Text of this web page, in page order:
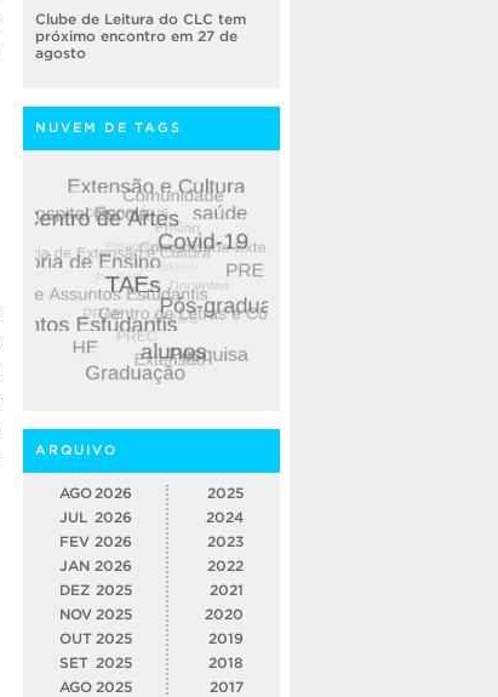
Clube de Leitura do CLC tem
próximo encontro em 27 de
agosto
NUVEM DE TAGS
ARQUIVO
AGO 2026
JUL 2026
FEV 2026
JAN 2026
DEZ 2025
NOV 2025
OUT 2025
SET 2025
AGO 2025
2025
2024
2023
2022
2021
2020
2019
2018
2017